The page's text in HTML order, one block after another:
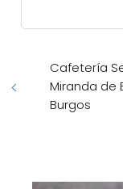
Cafetería
Miranda de
Burgos